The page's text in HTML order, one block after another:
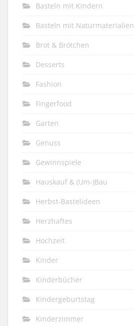
Basteln mit Kindern
Basteln mit Naturmaterialien
Brot & Brötchen
Desserts
Fashion
Fingerfood
Garten
Genuss
Gewinnspiele
Hauskauf & (Um-)Bau
Herbst-Bastelideen
Herzhaftes
Hochzeit
Kinder
Kinderbücher
Kindergeburtstag
Kinderzimmer